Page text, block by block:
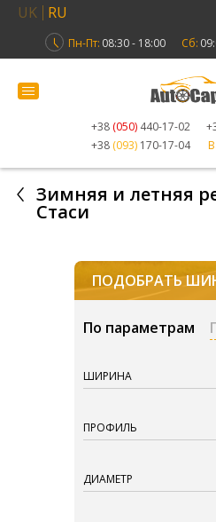
UK RU
Пн-Пт: 08:30 - 18:00 Сб:
+38 (050) 440-17-02
+38 (093) 170-17-04
Зимняя и летняя
Стаси
ПОДОБРАТЬ
По параметрам
ШИРИНА
ПРОФИЛЬ
ДИАМЕТР